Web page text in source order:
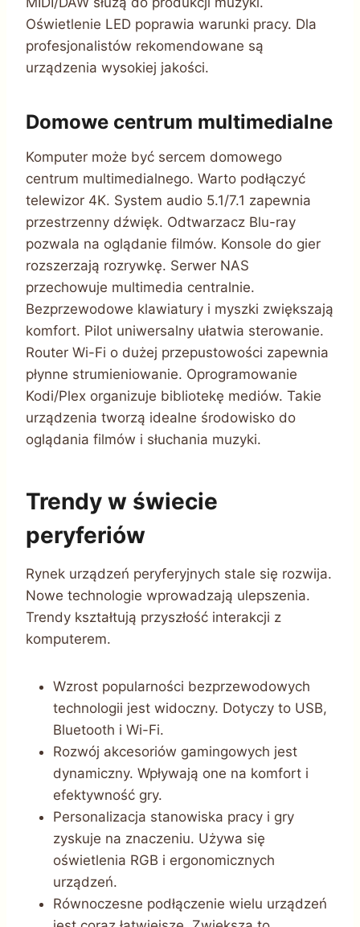
Oświetlenie LED poprawia warunki pracy. Dla
profesjonalistów rekomendowane są
urządzenia wysokiej jakości.
Domowe centrum multimedialne
Komputer może być sercem domowego
centrum multimedialnego. Warto podłączyć
telewizor 4K. System audio 5.1/7.1 zapewnia
przestrzenny dźwięk. Odtwarzacz Blu-ray
pozwala na oglądanie filmów. Konsole do gier
rozszerzają rozrywkę. Serwer NAS
przechowuje multimedia centralnie.
Bezprzewodowe klawiatury i myszki zwiększają
komfort. Pilot uniwersalny ułatwia sterowanie.
Router Wi-Fi o dużej przepustowości zapewnia
płynne strumieniowanie. Oprogramowanie
Kodi/Plex organizuje bibliotekę mediów. Takie
urządzenia tworzą idealne środowisko do
oglądania filmów i słuchania muzyki.
Trendy w świecie
peryferiów
Rynek urządzeń peryferyjnych stale się rozwija.
Nowe technologie wprowadzają ulepszenia.
Trendy kształtują przyszłość interakcji z
komputerem.
Wzrost popularności bezprzewodowych
technologii jest widoczny. Dotyczy to USB,
Bluetooth i Wi-Fi.
Rozwój akcesoriów gamingowych jest
dynamiczny. Wpływają one na komfort i
efektywność gry.
Personalizacja stanowiska pracy i gry
zyskuje na znaczeniu. Używa się
oświetlenia RGB i ergonomicznych
urządzeń.
Równoczesne podłączenie wielu urządzeń